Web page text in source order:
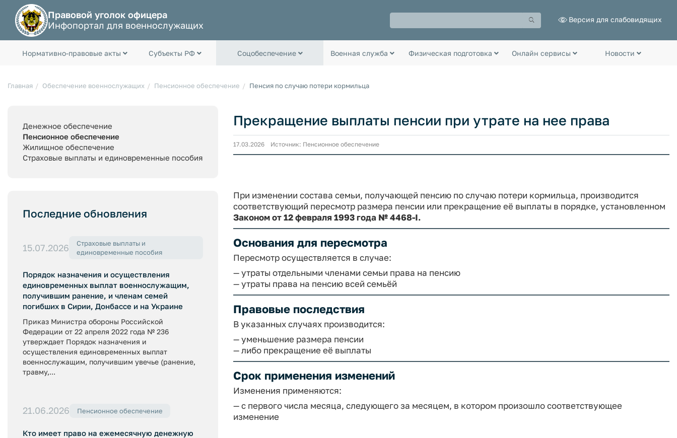
Правовой уголок офицера
Инфопортал для военнослужащих
Версия для слабовидящих
Нормативно-правовые акты Субъекты РФ Соцобеспечение Военная служба Физическая подготовка Онлайн сервисы Новости
Главная Обеспечение военнослужащих Пенсионное обеспечение Пенсия по случаю потери кормильца
Денежное обеспечение
Пенсионное обеспечение
Жилищное обеспечение
Страховые выплаты и единовременные пособия
Последние обновления
15.07.2026
Страховые выплаты и
единовременные пособия
Порядок назначения и осуществления
единовременных выплат военнослужащим,
получившим ранение, и членам семей
погибших в Сирии, Донбассе и на Украине
Приказ Министра обороны Российской
Федерации от 22 апреля 2022 года № 236
утверждает Порядок назначения и
осуществления единовременных выплат
военнослужащим, получившим увечье (ранение,
травму,...
21.06.2026 Пенсионное обеспечение
Кто имеет право на ежемесячную денежную
Прекращение выплаты пенсии при утрате на нее права
17.03.2026 Источник: Пенсионное обеспечение
При изменении состава семьи, получающей пенсию по случаю потери кормильца, производится
соответствующий пересмотр размера пенсии или прекращение её выплаты в порядке, установленном
Законом от 12 февраля 1993 года № 4468-I.
Основания для пересмотра
Пересмотр осуществляется в случае:
— утраты отдельными членами семьи права на пенсию
— утраты права на пенсию всей семьёй
Правовые последствия
В указанных случаях производится:
— уменьшение размера пенсии
— либо прекращение её выплаты
Срок применения изменений
Изменения применяются:
— с первого числа месяца, следующего за месяцем, в котором произошло соответствующее
изменение